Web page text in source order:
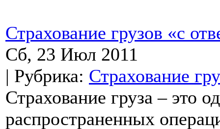
Страхование грузов «с
Сб, 23 Июл 2011
| Рубрика: Страхование
Страхование груза – это
распространенных